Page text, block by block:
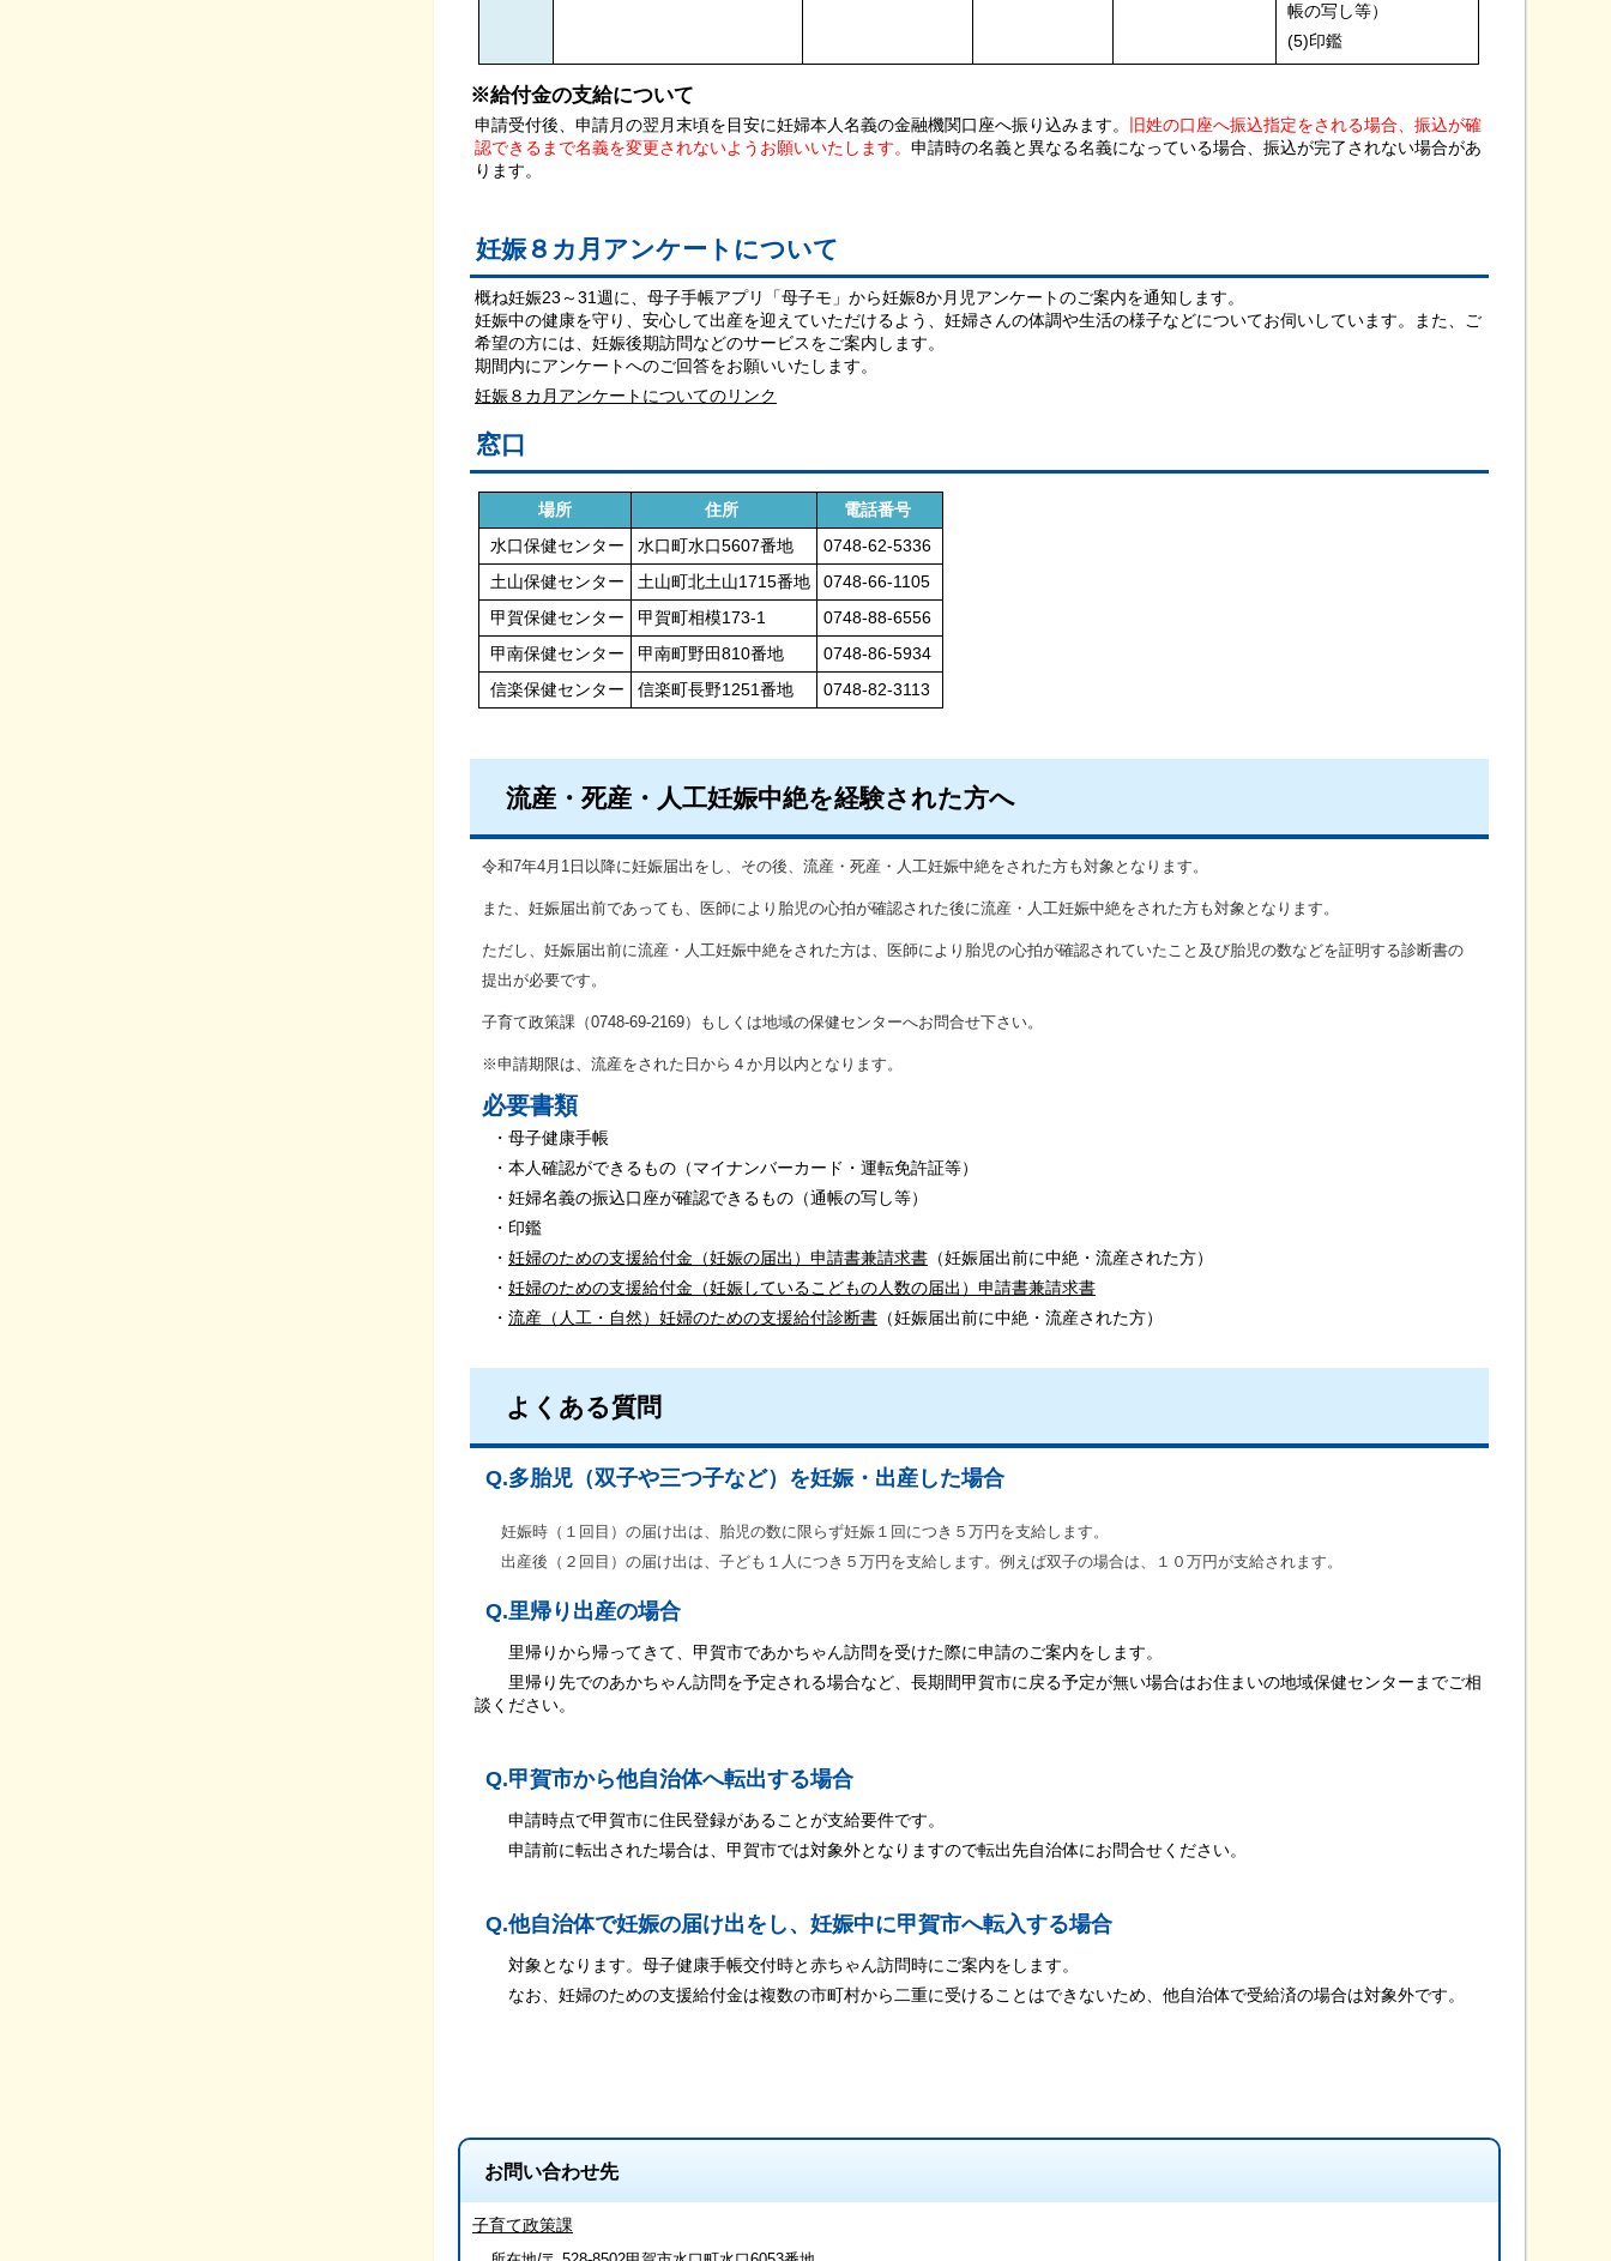
帳の写し等）
(5)印鑑
※給付金の支給について
申請受付後、申請月の翌月末頃を目安に妊婦本人名義の金融機関口座へ振り込みます。
旧姓の口座へ振込指定をされる場合、振込が確
認できるまで名義を変更されないようお願いいたします。 申請時の名義と異なる名義になっている場合、振込が完了されない場合があ
ります。
妊娠８カ月アンケートについて
概ね妊娠23～31週に、母子手帳アプリ「母子モ」から妊娠8か月児アンケートのご案内を通知します。
妊娠中の健康を守り、安心して出産を迎えていただけるよう、妊婦さんの体調や生活の様子などについてお伺いしています。また、ご
希望の方には、妊娠後期訪問などのサービスをご案内します。
期間内にアンケートへのご回答をお願いいたします。
妊娠８カ月アンケートについてのリンク
窓口
場所 住所
電話番号
水口保健センター
水口町水口5607番地
0748-62-5336
土山保健センター
土山町北土山1715番地
0748-66-1105
甲賀保健センター
甲賀町相模173-1
0748-88-6556
甲南保健センター
甲南町野田810番地
0748-86-5934
信楽保健センター
信楽町長野1251番地 0748-82-3113
流産・死産・人工妊娠中絶を経験された方へ
令和7年4月1日以降に妊娠届出をし、その後、流産・死産・人工妊娠中絶をされた方も対象となります。
また、妊娠届出前であっても、医師により胎児の心拍が確認された後に流産・人工妊娠中絶をされた方も対象となります。
ただし、妊娠届出前に流産・人工妊娠中絶をされた方は、医師により胎児の心拍が確認されていたこと及び胎児の数などを証明する診断書の
提出が必要です。
子育て政策課（0748‐69‐2169）もしくは地域の保健センターへお問合せ下さい。
※申請期限は、流産をされた日から４か月以内となります。
必要書類
・母子健康手帳
・本人確認ができるもの（マイナンバーカード・運転免許証等）
・妊婦名義の振込口座が確認できるもの（通帳の写し等）
・印鑑
・ 妊婦のための支援給付金（妊娠の届出）申請書兼請求書 （妊娠届出前に中絶・流産された方）
・ 妊婦のための支援給付金（妊娠しているこどもの人数の届出）申請書兼請求書
・ 流産（人工・自然）妊婦のための支援給付診断書 （妊娠届出前に中絶・流産された方）
よくある質問
Q.多胎児（双子や三つ子など）を妊娠・出産した場合
妊娠時（１回目）の届け出は、胎児の数に限らず妊娠１回につき５万円を支給します。
出産後（２回目）の届け出は、子ども１人につき５万円を支給します。例えば双子の場合は、１０万円が支給されます。
Q.里帰り出産の場合
里帰りから帰ってきて、甲賀市であかちゃん訪問を受けた際に申請のご案内をします。
里帰り先でのあかちゃん訪問を予定される場合など、長期間甲賀市に戻る予定が無い場合はお住まいの地域保健センターまでご相
談ください。
Q.甲賀市から他自治体へ転出する場合
申請時点で甲賀市に住民登録があることが支給要件です。
申請前に転出された場合は、甲賀市では対象外となりますので転出先自治体にお問合せください。
Q.他自治体で妊娠の届け出をし、妊娠中に甲賀市へ転入する場合
対象となります。母子健康手帳交付時と赤ちゃん訪問時にご案内をします。
なお、妊婦のための支援給付金は複数の市町村から二重に受けることはできないため、他自治体で受給済の場合は対象外です。
お問い合わせ先
子育て政策課